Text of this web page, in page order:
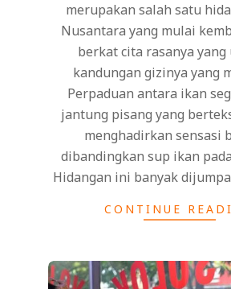
merupakan salah satu
Nusantara yang mulai
berkat cita rasanya yang
kandungan gizinya yang
Perpaduan antara ikan
jantung pisang yang
menghadirkan sensasi
dibandingkan sup ikan
Hidangan ini banyak
CONTINUE